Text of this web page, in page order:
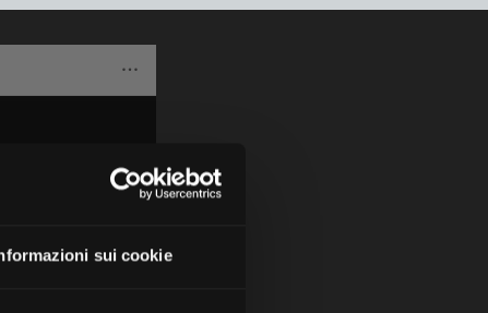
sui cookie